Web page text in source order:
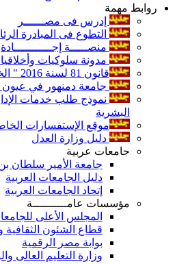
روابط مهمة
إدرس فى مصــــــر
التطوع فى المبادرة
منصـــــة إجـــــــــــادة
مدونة سلوكيات
قانون 81 لسنة 2016 " الخدمة المدنيــة "
جامعة دمنهور في عيون
نموذج طلب خدمات
البشرية
موقع الإستفسارات
دليل وزارة العدل
جامعات عربية
جامعة الأمير سلطان بن
دليل الجامعات العربية
إتحاد الجامعات العربية
مؤسسات عامــــــــــة
المجلس الأعلى
قطاع الشئون الثقافية
بوابة مصر الرقمية
وزارة التعليم العالى